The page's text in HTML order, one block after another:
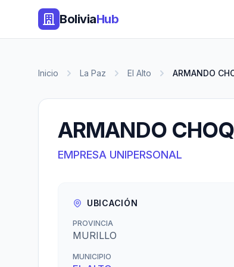
BoliviaHub
Inicio La Paz El Alto ARMANDO
ARMANDO
EMPRESA UNIPERSONAL
UBICACIÓN
PROVINCIA
MURILLO
MUNICIPIO